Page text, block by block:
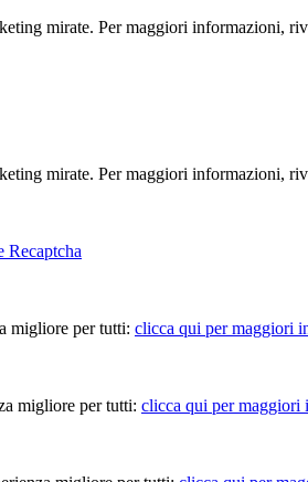
mirate. Per maggiori informazioni,
mirate. Per maggiori informazioni,
Recaptcha
migliore per tutti: clicca qui per maggiori
migliore per tutti: clicca qui per maggiori